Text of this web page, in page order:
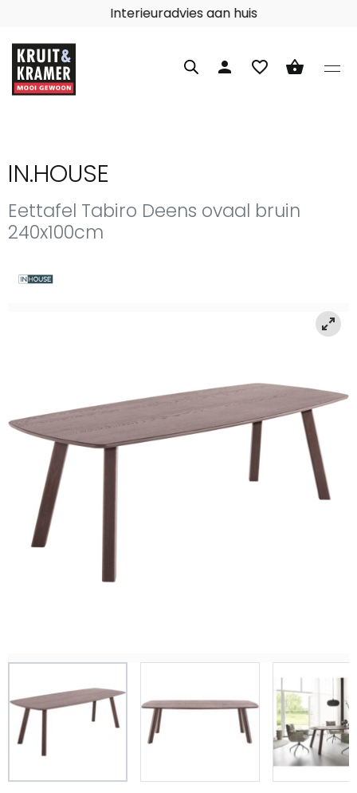
Interieuradvies aan huis
person favorite_border shopping_basket
IN.HOUSE
Eettafel Tabiro Deens ovaal bruin
240x100cm